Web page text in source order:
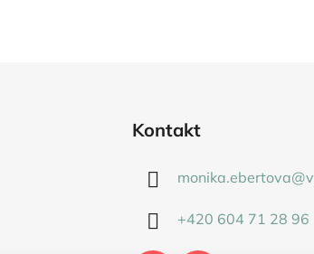
Kontakt
monika.ebertova@
+420 604 71 28 96